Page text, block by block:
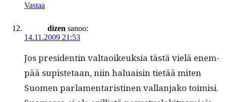
Vastaa
dizen sanoo:
14.11.2009 21:53
Jos pres­i­dentin val­taoikeuk­sia tästä vielä enem­
pää supis­te­taan, niin halu­aisin tietää miten
Suomen par­la­men­taristi­nen val­lan­jako toimisi.